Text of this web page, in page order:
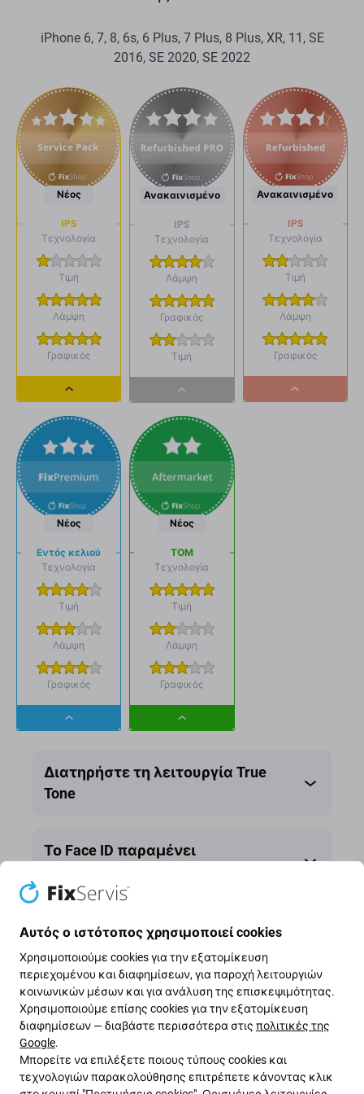
iPhone 6, 7, 8, 6s, 6 Plus, 7 Plus, 8 Plus, XR, 11, SE
2016, SE 2020, SE 2022
Νέος
IPS
Τεχνολογία
Τιμή
Λάμψη
Γραφικός
Dropdown
button
Ανακαινισμένο
IPS
Τεχνολογία
Λάμψη
Γραφικός
Τιμή
Dropdown
button
Ανακαινισμένο
IPS
Τεχνολογία
Τιμή
Λάμψη
Γραφικός
Dropdown
Νέος
Εντός κελιού
Τεχνολογία
Τιμή
Λάμψη
Γραφικός
Dropdown
Νέος
ΤΟΜ
Τεχνολογία
Τιμή
Λάμψη
Γραφικός
Dropdown
Διατηρήστε τη λειτουργία True
Tone
Το Face ID παραμένει
Κοινοποίηση
Αυτός ο ιστότοπος χρησιμοποιεί cookies
Χρησιμοποιούμε cookies για την εξατομίκευση
περιεχομένου και διαφημίσεων, για παροχή λειτουργιών
κοινωνικών μέσων και για ανάλυση της επισκεψιμότητας.
Χρησιμοποιούμε επίσης cookies για την εξατομίκευση
διαφημίσεων — διαβάστε περισσότερα στις πολιτικές της
Google.
Μπορείτε να επιλέξετε ποιους τύπους cookies και
τεχνολογιών παρακολούθησης επιτρέπετε κάνοντας κλικ